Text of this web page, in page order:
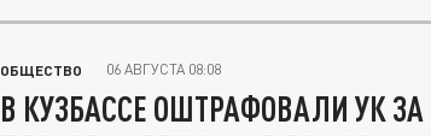
ОБЩЕСТВО 06 АВГУСТА 08:08
В КУЗБАССЕ ОШТРАФОВАЛИ УК ЗА